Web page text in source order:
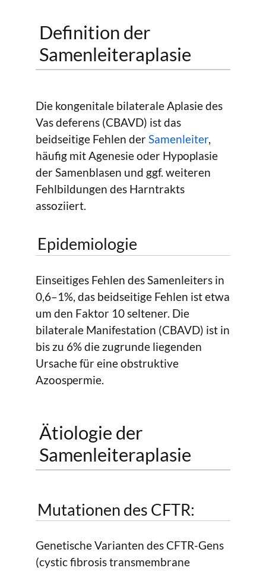
Definition der
Samenleiteraplasie
Die kongenitale bilaterale Aplasie des
Vas deferens (CBAVD) ist das
beidseitige Fehlen derSamenleiter,
häufig mit Agenesie oder Hypoplasie
der Samenblasen und ggf. weiteren
Fehlbildungen des Harntrakts
assoziiert.
Epidemiologie
Einseitiges Fehlen des Samenleiters in
0,6–1%, das beidseitige Fehlen ist etwa
um den Faktor 10 seltener. Die
bilaterale Manifestation (CBAVD) ist in
bis zu 6% die zugrunde liegenden
Ursache für eine obstruktive
Azoospermie.
Ätiologie der
Samenleiteraplasie
Mutationen des CFTR:
Genetische Varianten des CFTR-Gens
(cystic fibrosis transmembrane